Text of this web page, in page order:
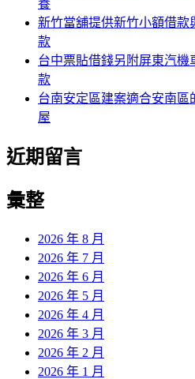
養
新竹當舖提供新竹小額借
款
台中票貼借錢另附屏東汽
款
台南安定區建案適合安南
屋
近期留言
彙整
2026 年 8 月
2026 年 7 月
2026 年 6 月
2026 年 5 月
2026 年 4 月
2026 年 3 月
2026 年 2 月
2026 年 1 月